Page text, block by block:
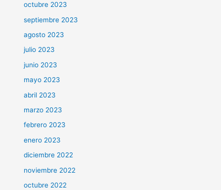
octubre 2023
septiembre 2023
agosto 2023
julio 2023
junio 2023
mayo 2023
abril 2023
marzo 2023
febrero 2023
enero 2023
diciembre 2022
noviembre 2022
octubre 2022